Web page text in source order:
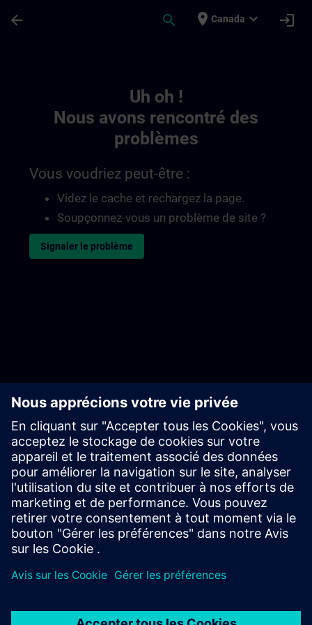
arrow_back search place Canada expand_more login
Uh oh !
Nous avons rencontré des
problèmes
Vous voudriez peut-être :
Videz le cache et rechargez la page.
Soupçonnez-vous un problème de site ?
Signaler le problème